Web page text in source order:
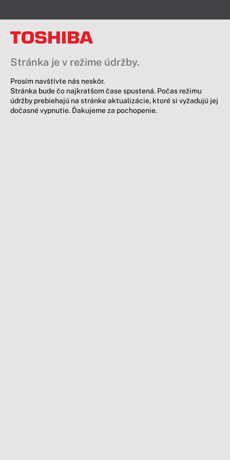
Stránka je v režime údržby.
Prosím navštívte nás neskôr.
Stránka bude čo najkratšom čase spustená. Počas režimu
údržby prebiehajú na stránke aktualizácie, ktoré si vyžadujú jej
dočasné vypnutie. Ďakujeme za pochopenie.